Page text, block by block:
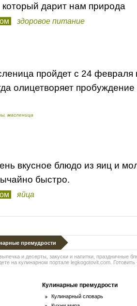
который дарит нам природа
здоровое питание
пройдет с 24 февраля
олицетворяет
масленица
вкусное блюдо из яиц и
быстро.
яйца
премудрости
и десерты, закуски и напитки, праздничные
на кулинарном портале legkogotovit.com. Готовить
Кулинарные премудрости
Кулинарный словарь